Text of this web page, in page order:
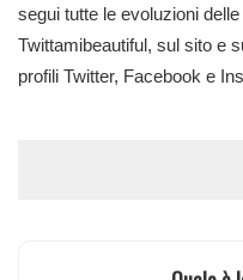
segui tutte le evoluzioni
Twittamibeautiful, sul sito e
profili Twitter, Facebook e